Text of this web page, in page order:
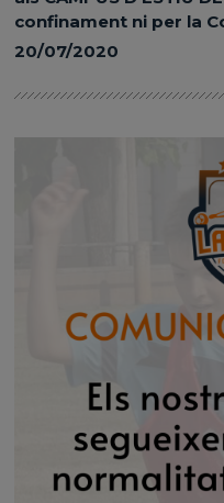
confinament ni per la
20/07/2020